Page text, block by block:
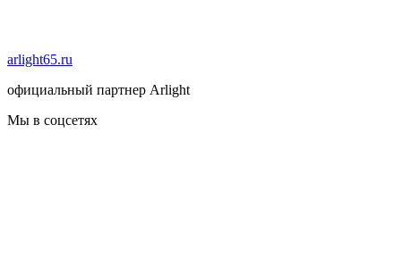
arlight65.ru
официальный партнер Arlight
Мы в соцсетях